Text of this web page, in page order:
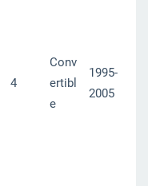
4
Conv
ertibl
e
1995-
2005